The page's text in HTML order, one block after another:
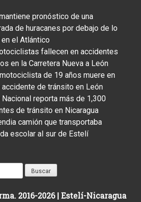
pronóstico de una
de huracanes por debajo de lo
el Atlántico
fallecen en accidentes
en la Carretera Nueva a León
de 19 años muere en
de tránsito en León
reporta más de 1,300
de tránsito en Nicaragua
camión que transportaba
escolar al sur de Estelí
2016-2026 | Estelí-Nicaragua